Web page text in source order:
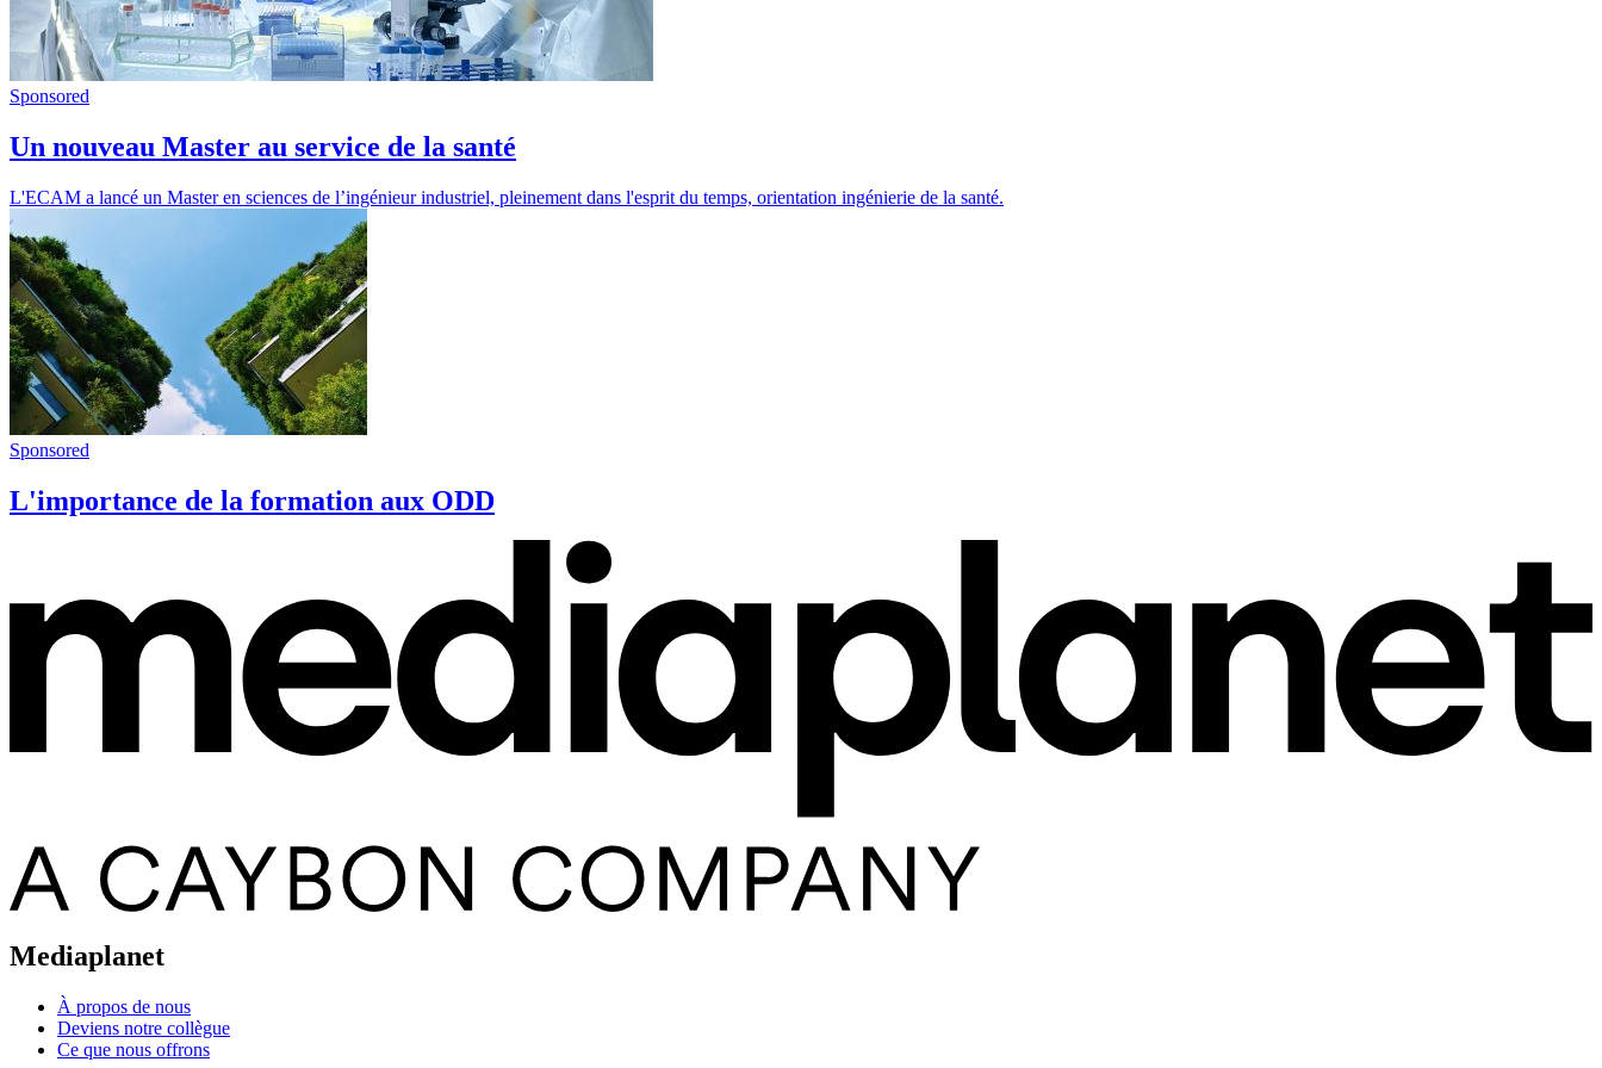
Sponsored
Un nouveau Master au service de la santé
L'ECAM a lancé un Master en sciences de l’ingénieur industriel, pleinement dans l'esprit du temps, orientation ingénierie de la santé.
Sponsored
L'importance de la formation aux ODD
Mediaplanet
À propos de nous
Deviens notre collègue
Ce que nous offrons